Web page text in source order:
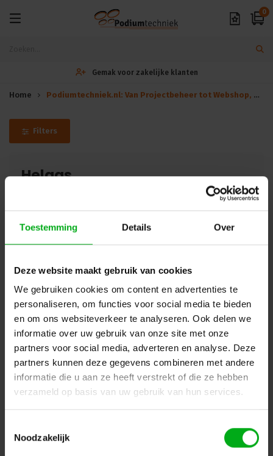
Toestemming Details Over
Deze website maakt gebruik van cookies
We gebruiken cookies om content en advertenties te
personaliseren, om functies voor social media te bieden
en om ons websiteverkeer te analyseren. Ook delen we
informatie over uw gebruik van onze site met onze
partners voor social media, adverteren en analyse. Deze
partners kunnen deze gegevens combineren met andere
informatie die u aan ze heeft verstrekt of die ze hebben
verzameld op basis van uw gebruik van hun services.
Noodzakelijk
0
Gemak voor zakelijke klanten
Home Podiumtechniek.nl: Van Projectbeheer tot Webshop, Wij Hebben het Allemaal | - Beoordeling van 9.6 -
Filters
Helaas...
Er zijn geen producten gevonden in deze categorie.. maar wij
info@podiumtechniek.nl
of probeer een van onze andere
Terug naar vorige pagina
Dé specialist podiumtechniek; van schets naar uitvoering
Kleine Tocht 32
1507 CA
Zaandam
+ 31 85 40 15 92 9